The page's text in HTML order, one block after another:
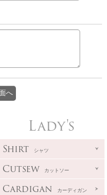
Lady's
Shirt シャツ
Cutsew カットソー
Cardigan カーディガン